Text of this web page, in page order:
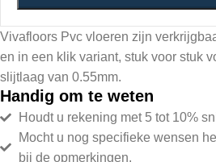
Vivafloors Pvc vloeren zijn
en in een klik variant, stuk voor stuk
slijtlaag van 0.55mm.
Handig om te weten
Houdt u rekening met 5 tot 10%
Mocht u nog specifieke wensen
bij de opmerkingen.